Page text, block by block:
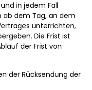
in jedem Fall
ab dem Tag, an dem
unterrichten,
Die Frist ist
der Frist von
der Rücksendung der